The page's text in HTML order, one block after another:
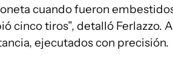
cuando fueron
cinco tiros”, detalló Ferlazzo.
ejecutados con precisión.